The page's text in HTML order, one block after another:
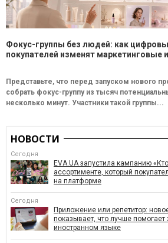
Фокус-группы без людей: как
покупателей изменят маркетинговые
Представьте, что перед запуском нового
собрать фокус-группу из тысяч
несколько минут. Участники такой группы...
НОВОСТИ
Сегодня
EVA.UA запустила кампанию
ассортименте, который
на платформе
Сегодня
Приложение или репетитор:
показывает, что лучше помогает
иностранном языке